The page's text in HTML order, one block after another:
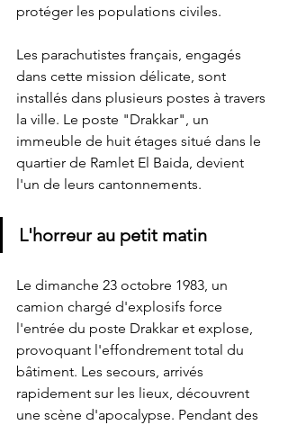
protéger les populations civiles.
Les parachutistes français, engagés
dans cette mission délicate, sont
installés dans plusieurs postes à travers
la ville. Le poste "Drakkar", un
immeuble de huit étages situé dans le
quartier de Ramlet El Baida, devient
l'un de leurs cantonnements.
L'horreur au petit matin
Le dimanche 23 octobre 1983, un
camion chargé d'explosifs force
l'entrée du poste Drakkar et explose,
provoquant l'effondrement total du
bâtiment. Les secours, arrivés
rapidement sur les lieux, découvrent
une scène d'apocalypse. Pendant des